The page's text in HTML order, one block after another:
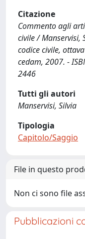
Citazione
Commento agli
civile / Manservisi,
codice civile,
cedam, 2007. -
2446
Tutti gli autori
Manservisi, Silvia
Tipologia
Capitolo/Saggio
File in questo
Non ci sono file
Pubblicazioni